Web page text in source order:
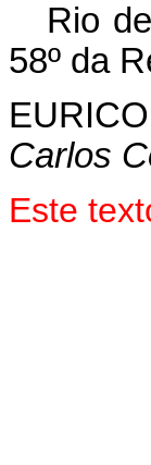
Rio
58º da
Carlos
Este